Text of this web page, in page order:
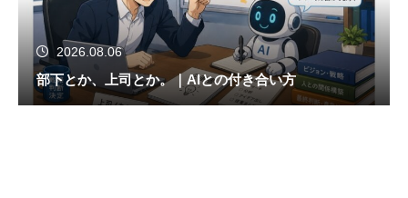
2026.08.06
部下とか、上司とか。｜AIとの付き合い方